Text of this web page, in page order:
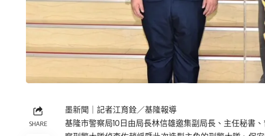
SHARE
墨新聞 ｜記者江育銓／基隆報導
基隆市警察局10日由局長林信雄邀集副局長、主任秘書